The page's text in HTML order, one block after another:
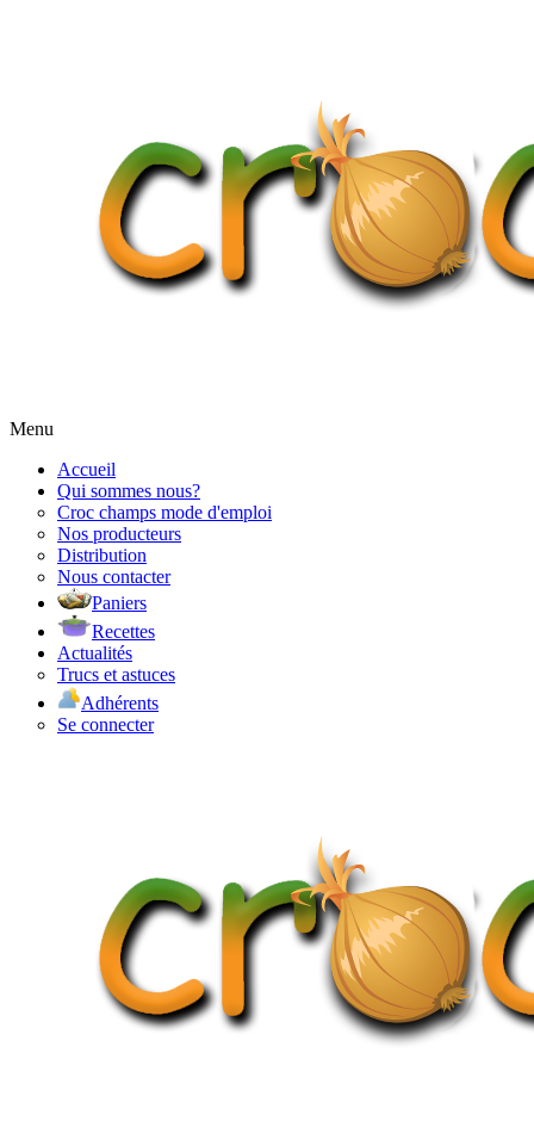
Menu
Accueil
Qui sommes nous?
Croc champs mode d'emploi
Nos producteurs
Distribution
Nous contacter
Paniers
Recettes
Actualités
Trucs et astuces
Adhérents
Se connecter